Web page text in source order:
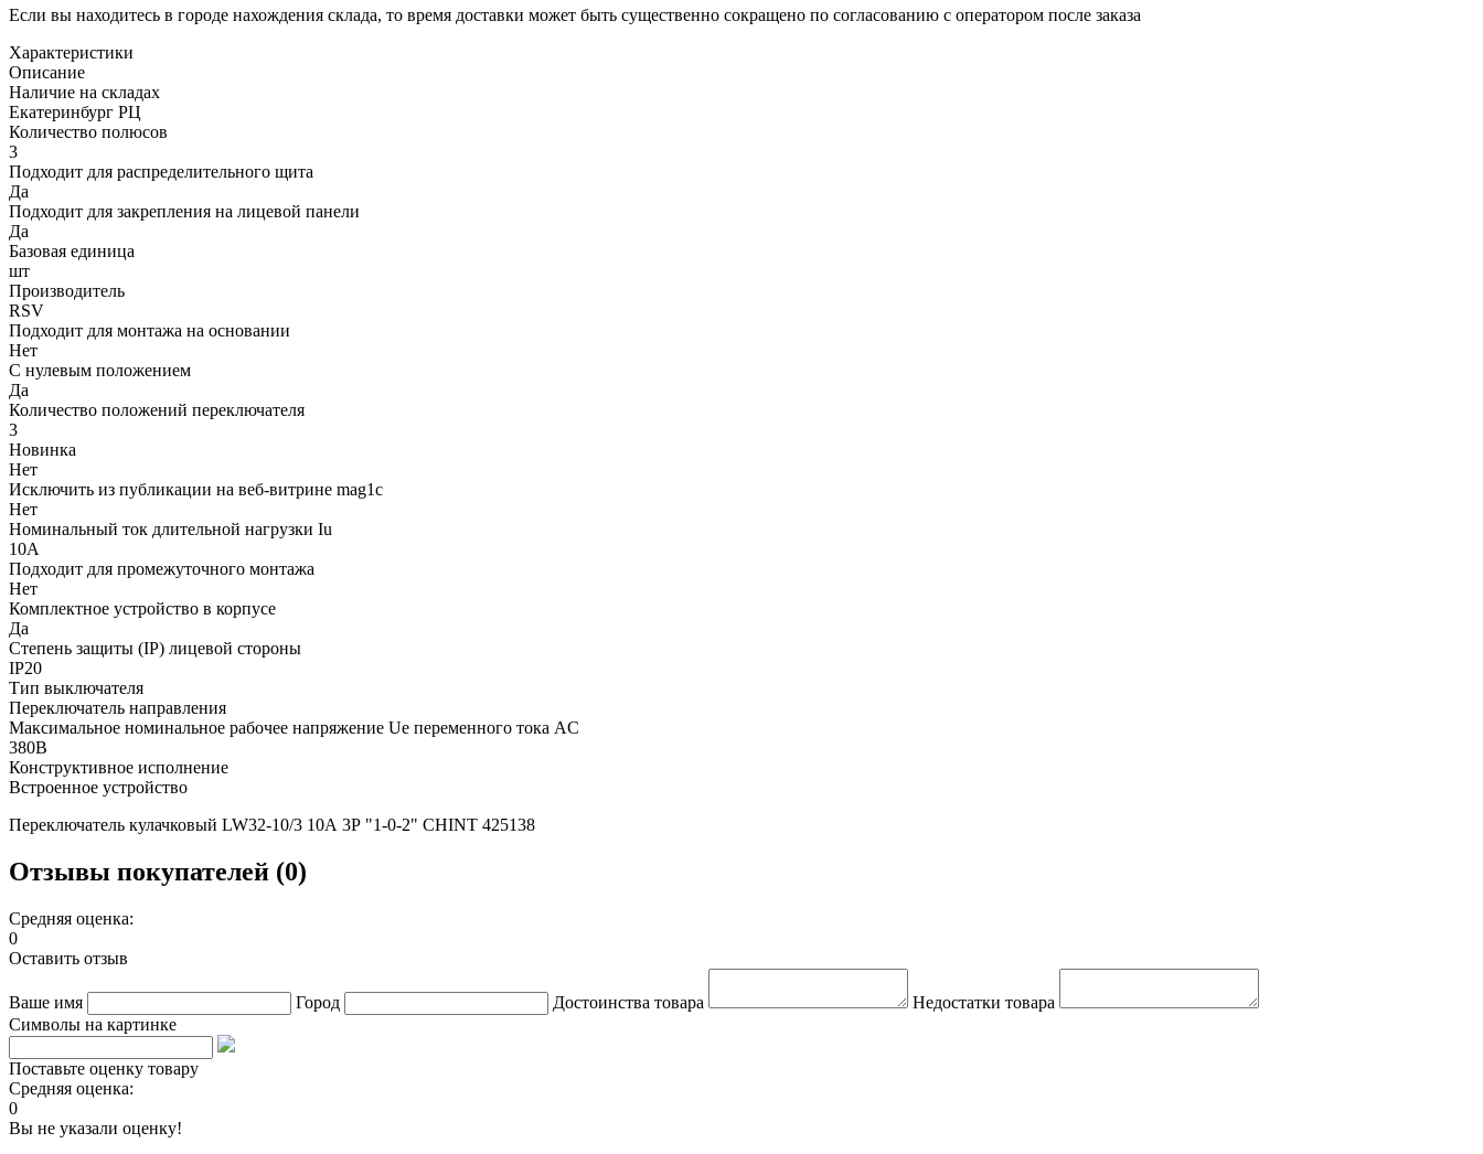
Если вы находитесь в городе нахождения склада, то время доставки может быть существенно сокращено по согласованию с оператором после заказа
Характеристики
Описание
Наличие на складах
Екатеринбург РЦ
Количество полюсов
3
Подходит для распределительного щита
Да
Подходит для закрепления на лицевой панели
Да
Базовая единица
шт
Производитель
RSV
Подходит для монтажа на основании
Нет
С нулевым положением
Да
Количество положений переключателя
3
Новинка
Нет
Исключить из публикации на веб-витрине mag1c
Нет
Номинальный ток длительной нагрузки Iu
10А
Подходит для промежуточного монтажа
Нет
Комплектное устройство в корпусе
Да
Степень защиты (IP) лицевой стороны
IP20
Тип выключателя
Переключатель направления
Максимальное номинальное рабочее напряжение Ue переменного тока AC
380В
Конструктивное исполнение
Встроенное устройство
Переключатель кулачковый LW32-10/3 10А 3Р "1-0-2" CHINT 425138
Отзывы покупателей (0)
Средняя оценка:
0
Оставить отзыв
Ваше имя Город Достоинства товара
Недостатки товара
Символы на картинке
Поставьте оценку товару
Средняя оценка:
0
Вы не указали оценку!